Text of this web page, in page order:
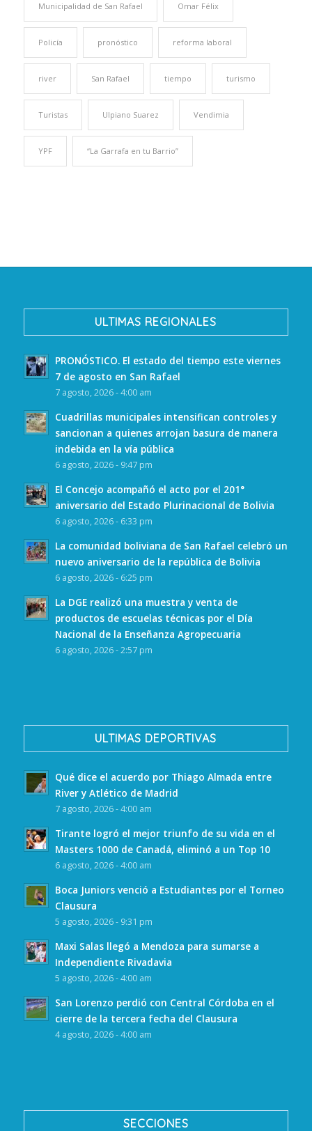
Municipalidad de San Rafael Omar Félix
Policía pronóstico reforma laboral
river San Rafael tiempo turismo
Turistas Ulpiano Suarez Vendimia
YPF “La Garrafa en tu Barrio”
ULTIMAS REGIONALES
PRONÓSTICO. El estado del tiempo este viernes
7 de agosto en San Rafael
7 agosto, 2026 - 4:00 am
Cuadrillas municipales intensifican controles y
sancionan a quienes arrojan basura de manera
indebida en la vía pública
6 agosto, 2026 - 9:47 pm
El Concejo acompañó el acto por el 201°
aniversario del Estado Plurinacional de Bolivia
6 agosto, 2026 - 6:33 pm
La comunidad boliviana de San Rafael celebró un
nuevo aniversario de la república de Bolivia
6 agosto, 2026 - 6:25 pm
La DGE realizó una muestra y venta de
productos de escuelas técnicas por el Día
Nacional de la Enseñanza Agropecuaria
6 agosto, 2026 - 2:57 pm
ULTIMAS DEPORTIVAS
Qué dice el acuerdo por Thiago Almada entre
River y Atlético de Madrid
7 agosto, 2026 - 4:00 am
Tirante logró el mejor triunfo de su vida en el
Masters 1000 de Canadá, eliminó a un Top 10
6 agosto, 2026 - 4:00 am
Boca Juniors venció a Estudiantes por el Torneo
Clausura
5 agosto, 2026 - 9:31 pm
Maxi Salas llegó a Mendoza para sumarse a
Independiente Rivadavia
5 agosto, 2026 - 4:00 am
San Lorenzo perdió con Central Córdoba en el
cierre de la tercera fecha del Clausura
4 agosto, 2026 - 4:00 am
SECCIONES